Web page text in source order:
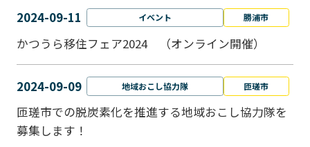
2024-09-11 イベント 勝浦市
かつうら移住フェア2024 （オンライン開催）
2024-09-09 地域おこし協力隊 匝瑳市
匝瑳市での脱炭素化を推進する地域おこし協⼒隊を
募集します！